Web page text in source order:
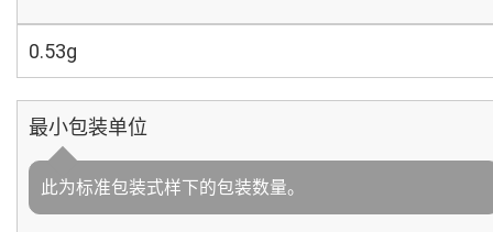
0.53g
最小包装单位
此为标准包装式样下的包装数量。